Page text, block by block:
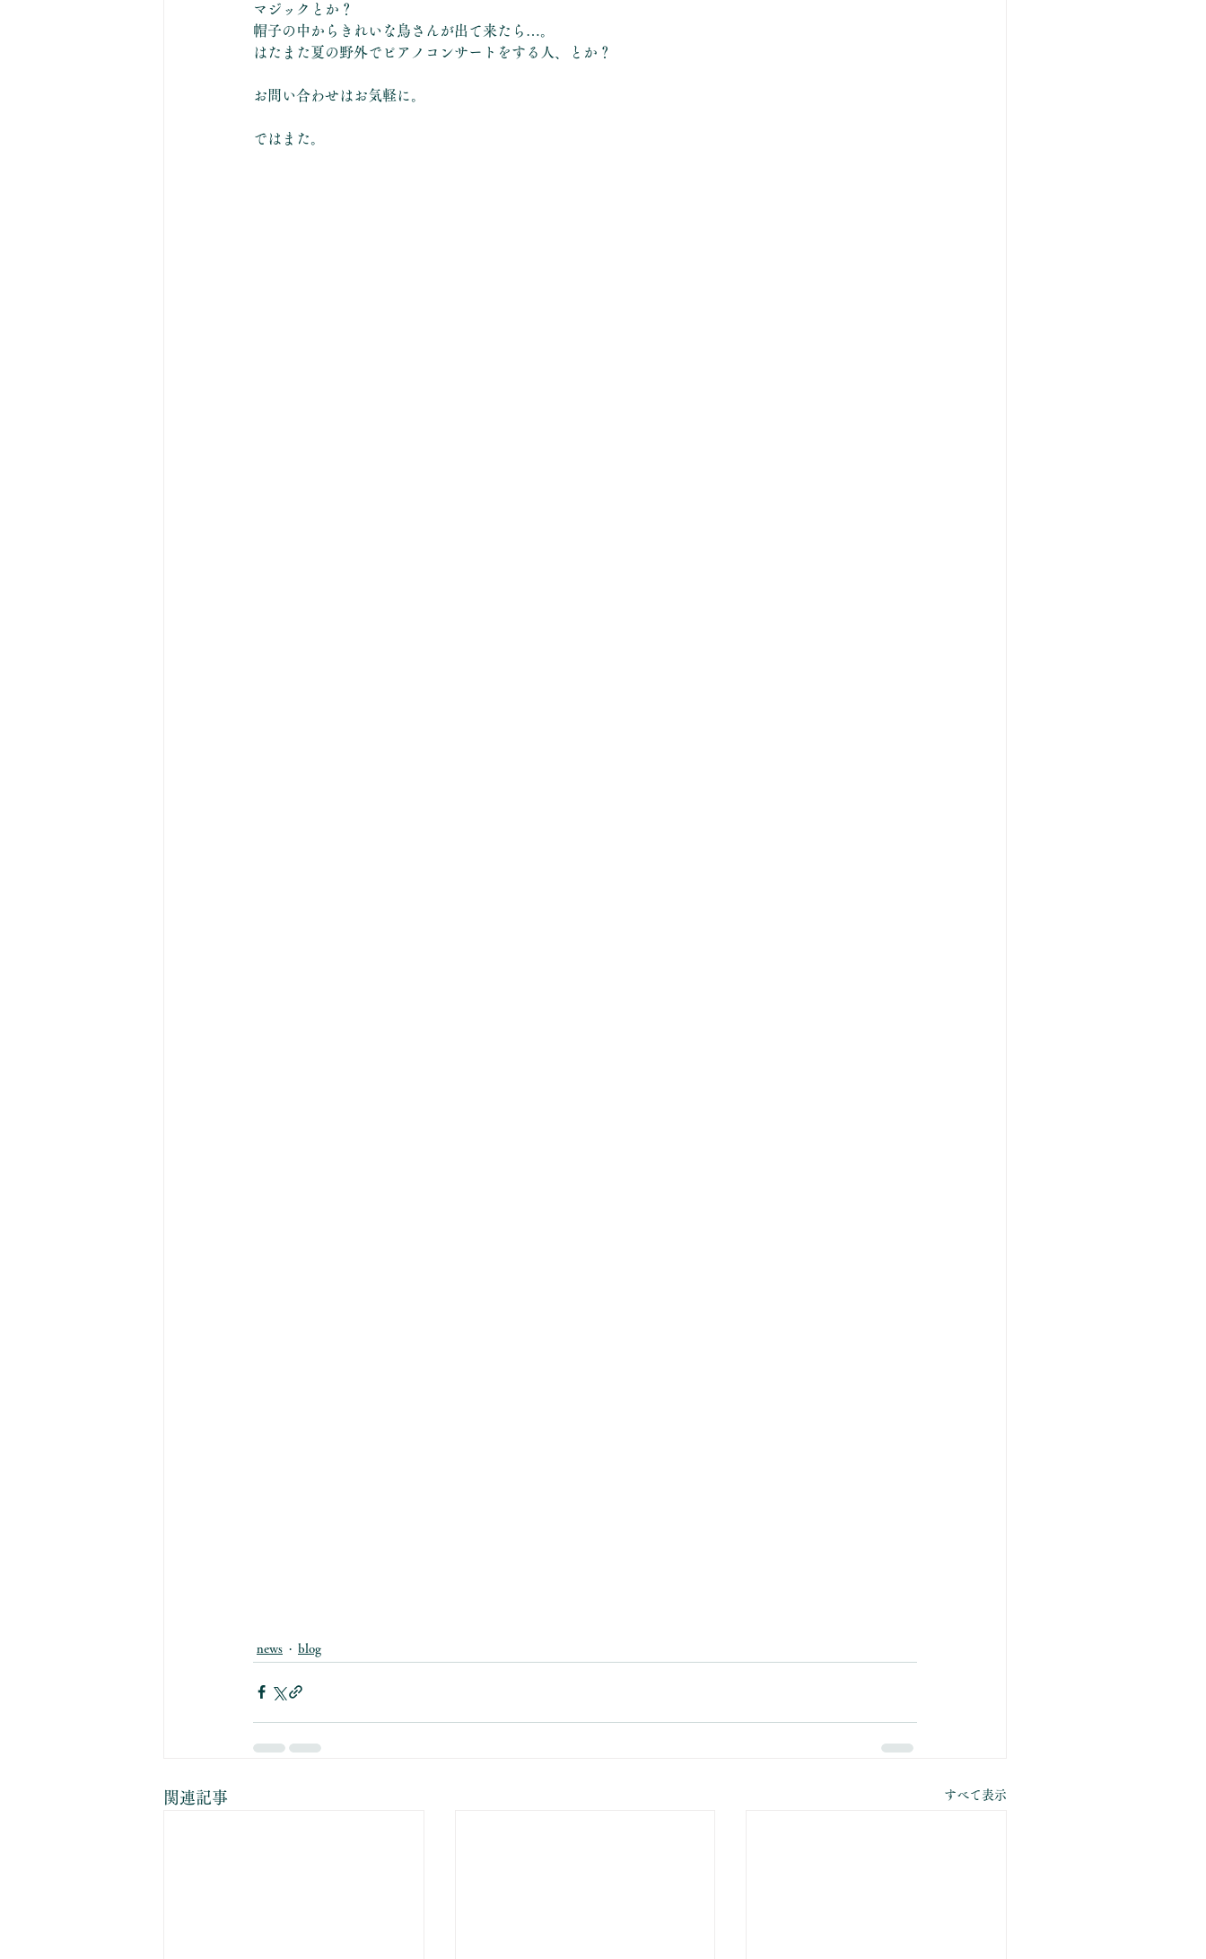
マジックとか？
帽子の中からきれいな鳥さんが出て来たら…。
はたまた夏の野外でピアノコンサートをする人、とか？
お問い合わせはお気軽に。
ではまた。
news blog
関連記事 すべて表示